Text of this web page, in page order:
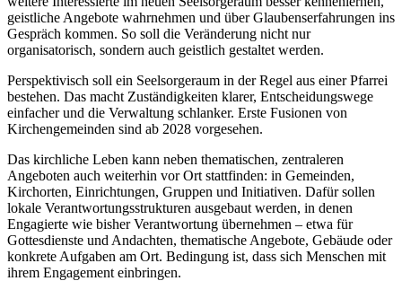
geistliche Angebote wahrnehmen und über Glaubenserfahrungen ins
Gespräch kommen. So soll die Veränderung nicht nur
organisatorisch, sondern auch geistlich gestaltet werden.
Perspektivisch soll ein Seelsorgeraum in der Regel aus einer Pfarrei
bestehen. Das macht Zuständigkeiten klarer, Entscheidungswege
einfacher und die Verwaltung schlanker. Erste Fusionen von
Kirchengemeinden sind ab 2028 vorgesehen.
Das kirchliche Leben kann neben thematischen, zentraleren
Angeboten auch weiterhin vor Ort stattfinden: in Gemeinden,
Kirchorten, Einrichtungen, Gruppen und Initiativen. Dafür sollen
lokale Verantwortungsstrukturen ausgebaut werden, in denen
Engagierte wie bisher Verantwortung übernehmen – etwa für
Gottesdienste und Andachten, thematische Angebote, Gebäude oder
konkrete Aufgaben am Ort. Bedingung ist, dass sich Menschen mit
ihrem Engagement einbringen.